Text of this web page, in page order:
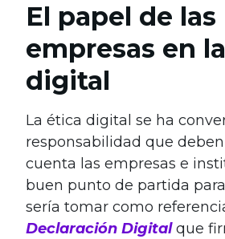
El papel de las
empresas en
digital
La ética digital se ha
responsabilidad que
cuenta las empresas e
buen punto de partida
sería tomar como
Declaración Digital que